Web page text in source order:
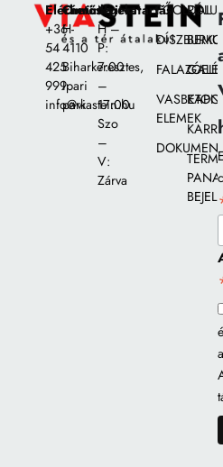
Elérhetőségek:
+36
54
425
999
info@viastein.hu
Címünk:
H-
4110
Biharkeresztes,
Ipari
park
Nyitvatartás
H –
P:
7:00
–
17:00
Szo
–
V:
Zárva
FŐOLDAL
VASBETON
ELEMEK